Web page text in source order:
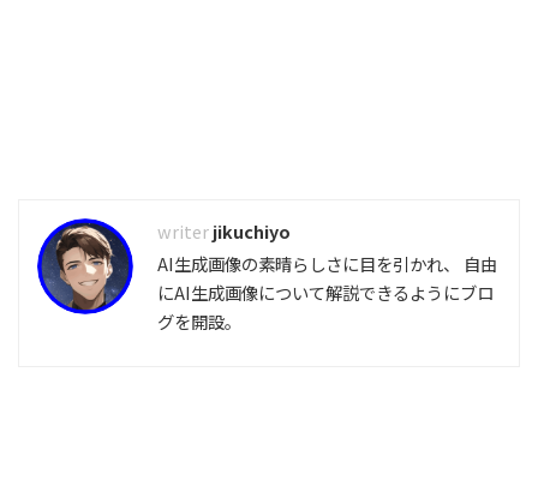
jikuchiyo
AI生成画像の素晴らしさに目を引かれ、 自由
にAI生成画像について解説できるようにブロ
グを開設。